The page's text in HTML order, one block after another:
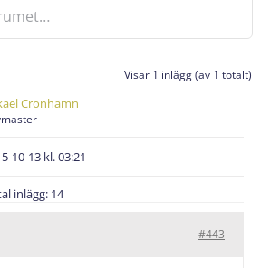
Visar 1 inlägg (av 1 totalt)
Cronhamn
10-13 kl. 03:21
inlägg: 14
#443